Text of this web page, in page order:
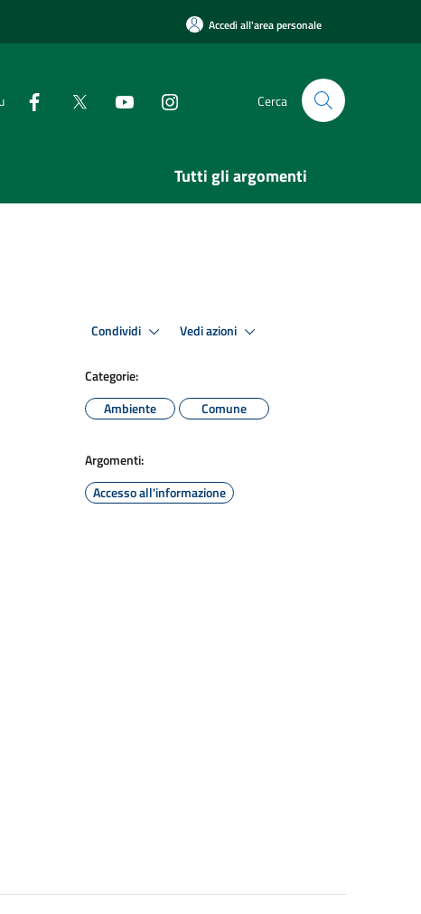
Accedi all'area personale
Cerca
Tutti gli argomenti
Condividi Vedi azioni
Categorie:
Ambiente
Comune
Argomenti:
Accesso all'informazione